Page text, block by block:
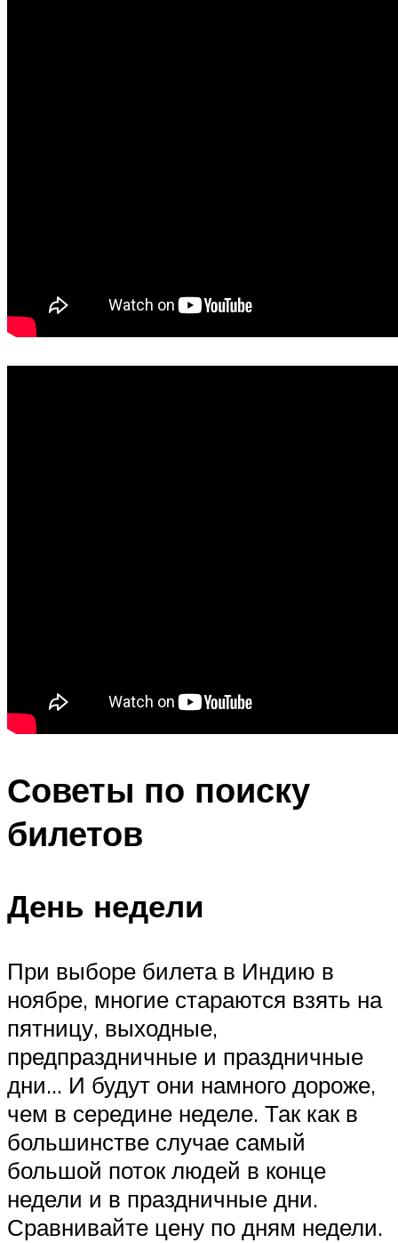
Советы по поиску
билетов
День недели
При выборе билета в Индию в
ноябре, многие стараются взять на
пятницу, выходные,
предпраздничные и праздничные
дни… И будут они намного дороже,
чем в середине неделе. Так как в
большинстве случае самый
большой поток людей в конце
недели и в праздничные дни.
Сравнивайте цену по дням недели.